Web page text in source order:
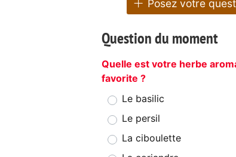
Posez votre
Question du moment
Quelle est votre herbe
favorite ?
Le basilic
Le persil
La ciboulette